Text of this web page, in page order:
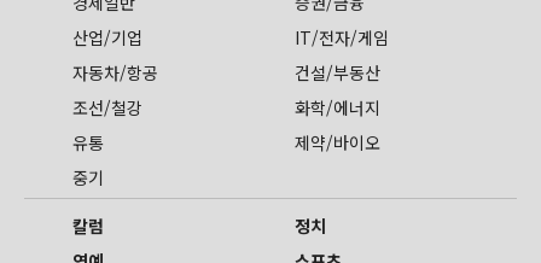
산업/기업
IT/전자/게임
자동차/항공
건설/부동산
조선/철강
화학/에너지
유통
제약/바이오
중기
칼럼
정치